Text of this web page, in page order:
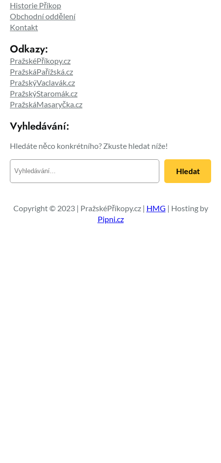
Historie Příkop
Obchodní oddělení
Kontakt
Odkazy:
PražskéPříkopy.cz
PražskáPařížská.cz
PražskýVaclavák.cz
PražskýStaromák.cz
PražskáMasaryčka.cz
Vyhledávání:
Hledáte něco konkrétního? Zkuste hledat níže!
e
a
t
Hledat
Copyright © 2023 | PražskéPříkopy.cz | HMG | Hosting by
Pipni.cz